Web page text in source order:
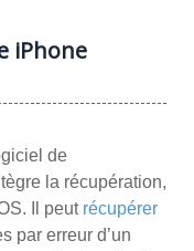
iPhone
de
la récupération,
Il peut récupérer
par erreur d’un